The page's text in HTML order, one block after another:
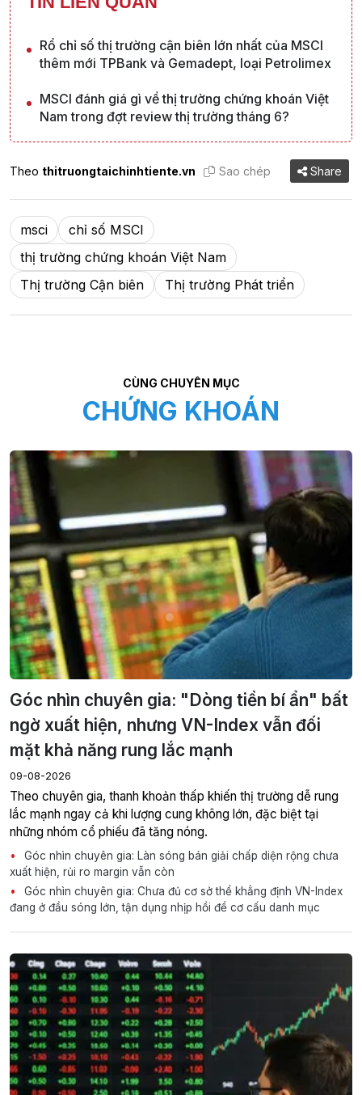
Rổ chỉ số thị trường cận biên lớn nhất của MSCI
thêm mới TPBank và Gemadept, loại Petrolimex
MSCI đánh giá gì về thị trường chứng khoán Việt
Nam trong đợt review thị trường tháng 6?
Theo thitruongtaichinhtiente.vn Sao chép Share
msci
chỉ số MSCI
thị trường chứng khoán Việt Nam
Thị trường Cận biên
Thị trường Phát triển
CÙNG CHUYÊN MỤC
CHỨNG KHOÁN
Góc nhìn chuyên gia: "Dòng tiền bí ẩn" bất
ngờ xuất hiện, nhưng VN-Index vẫn đối
mặt khả năng rung lắc mạnh
09-08-2026
Theo chuyên gia, thanh khoản thấp khiến thị trường dễ rung
lắc mạnh ngay cả khi lượng cung không lớn, đặc biệt tại
những nhóm cổ phiếu đã tăng nóng.
Góc nhìn chuyên gia: Làn sóng bán giải chấp diện rộng chưa
xuất hiện, rủi ro margin vẫn còn
Góc nhìn chuyên gia: Chưa đủ cơ sở thể khẳng định VN-Index
đang ở đầu sóng lớn, tận dụng nhịp hồi để cơ cấu danh mục